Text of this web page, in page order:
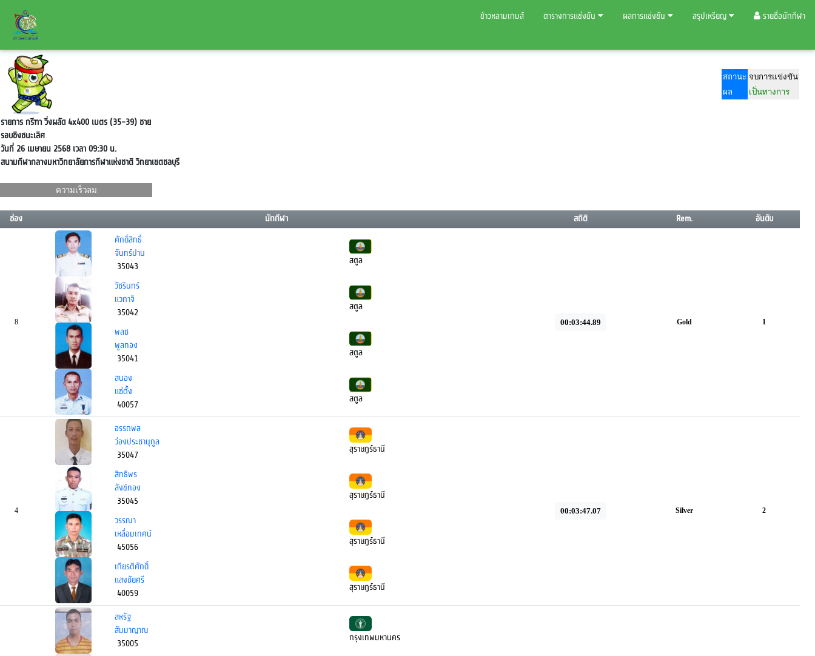
ข้าวหลามเกมส์ ตารางการแข่งขัน ผลการแข่งขัน สรุปเหรียญ รายชื่อนักกีฬา
สถานะ จบการแข่งขัน
ผล
เป็นทางการ
รายการ กรีฑา วิ่งผลัด 4x400 เมตร (35-39) ชาย
รอบชิงชนะเลิศ
วันที่ 26 เมษายน 2568 เวลา 09:30 น.
สนามกีฬากลางมหาวิทยาลัยการกีฬาแห่งชาติ วิทยาเขตชลบุรี
ความเร็วลม
ช่อง นักกีฬา สถิติ Rem. อันดับ
8
ศักดิ์สิทธิ์
จันทร์ปาน
35043
สตูล
วัชรินทร์
แวกาจิ
35042
สตูล
พลช
พูลทอง
35041
สตูล
สนอง
แซ่ตั้ง
40057
สตูล
00:03:44.89 Gold 1
4
อรรถพล
ว่องประชานุกูล
35047
สุราษฎร์ธานี
สิทธิพร
สังข์ทอง
35045
สุราษฎร์ธานี
วรรณา
เหลื่อมเทศน์
45056
สุราษฎร์ธานี
เกียรติศักดิ์
แสงชัยศรี
40059
สุราษฎร์ธานี
00:03:47.07 Silver 2
สหรัฐ
สัมมาญาณ
35005
กรุงเทพมหานคร